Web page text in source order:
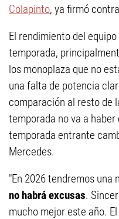
Colapinto, ya firmó
El rendimiento del
temporada,
los monoplaza que no
una falta de potencia
comparación al resto de
temporada no va a
temporada entrante
Mercedes.
"En 2026 tendremos una
no habrá excusas.
mucho mejor este año.